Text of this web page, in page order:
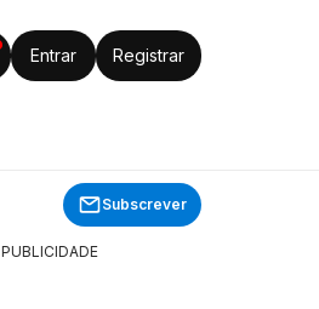
Entrar Registrar
Subscrever
PUBLICIDADE